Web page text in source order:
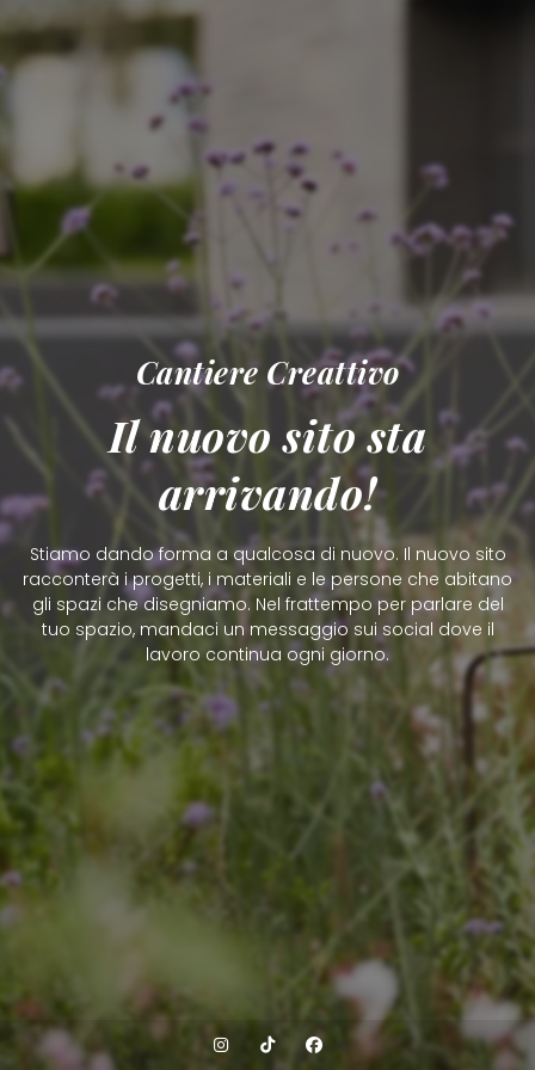
Cantiere Creattivo
Il nuovo sito sta
arrivando!
Stiamo dando forma a qualcosa di nuovo. Il nuovo sito
racconterà i progetti, i materiali e le persone che abitano
gli spazi che disegniamo. Nel frattempo per parlare del
tuo spazio, mandaci un messaggio sui social dove il
lavoro continua ogni giorno.